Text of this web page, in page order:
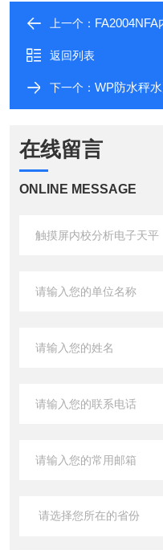
上一个：
返回列表
下一个： WP防水秤
在线留言
ONLINE MESSAGE